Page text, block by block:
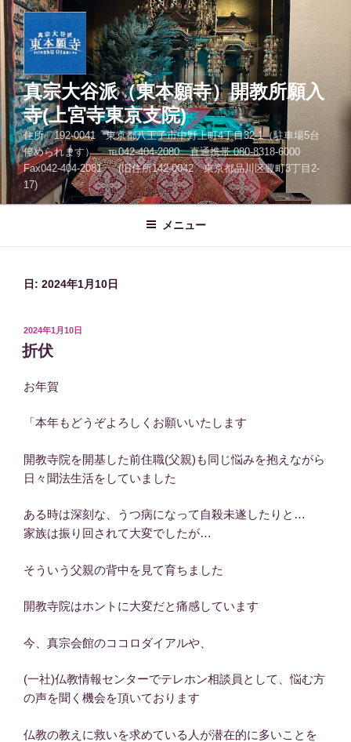
コ
ン
テ
ン
へ
ス
キ
ッ
プ
真宗大谷派（東本願寺）開教所願入
寺(上宮寺東京支院)
住所 192-0041 東京都八王子市中野上町4丁目32-1（駐車場5台
停められます） ℡042-404-2080 直通携帯 080-8318-6000
Fax042-404-2081 (旧住所142-0042 東京都品川区豊町3丁目2-
17)
メニュー
日: 2024年1月10日
投
稿
日:
2024年1月10日
折伏
お年賀
「本年もどうぞよろしくお願いいたします
開教寺院を開基した前住職(父親)も同じ悩みを抱えながら
日々聞法生活をしていました
ある時は深刻な、うつ病になって自殺未遂したりと…
家族は振り回されて大変でしたが…
そういう父親の背中を見て育ちました
開教寺院はホントに大変だと痛感しています
今、真宗会館のココロダイアルや、
(一社)仏教情報センターでテレホン相談員として、悩む方
の声を聞く機会を頂いております
仏教の教えに救いを求めている人が潜在的に多いことを